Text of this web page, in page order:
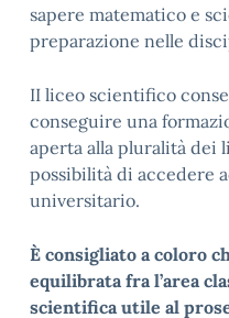
sapere matematico e
preparazione nelle
II liceo scientifico
conseguire una
aperta alla pluralità dei
possibilità di accedere
universitario.
È consigliato a coloro
equilibrata fra l’area
scientifica utile al